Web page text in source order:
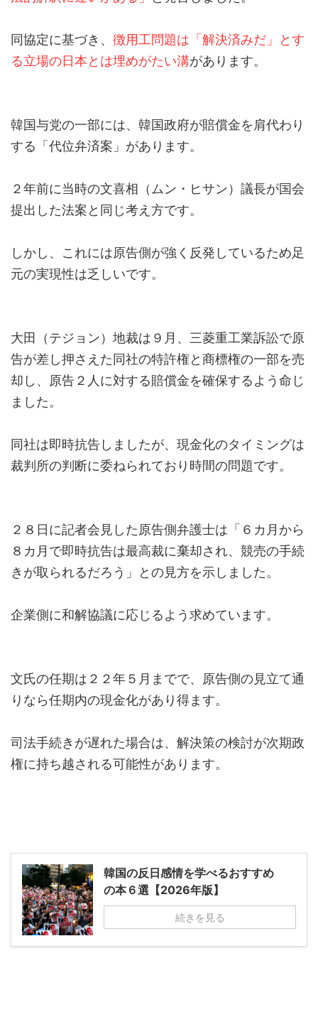
同協定に基づき、 徴用工問題は「解決済みだ」とす
る立場の日本とは埋めがたい溝があります。
韓国与党の一部には、韓国政府が賠償金を肩代わり
する「代位弁済案」があります。
２年前に当時の文喜相（ムン・ヒサン）議長が国会
提出した法案と同じ考え方です。
しかし、これには原告側が強く反発しているため足
元の実現性は乏しいです。
大田（テジョン）地裁は９月、三菱重工業訴訟で原
告が差し押さえた同社の特許権と商標権の一部を売
却し、原告２人に対する賠償金を確保するよう命じ
ました。
同社は即時抗告しましたが、現金化のタイミングは
裁判所の判断に委ねられており時間の問題です。
２８日に記者会見した原告側弁護士は「６カ月から
８カ月で即時抗告は最高裁に棄却され、競売の手続
きが取られるだろう」との見方を示しました。
企業側に和解協議に応じるよう求めています。
文氏の任期は２２年５月までで、原告側の見立て通
りなら任期内の現金化があり得ます。
司法手続きが遅れた場合は、解決策の検討が次期政
権に持ち越される可能性があります。
韓国の反日感情を学べるおすすめ
の本６選【2026年版】
続きを見る